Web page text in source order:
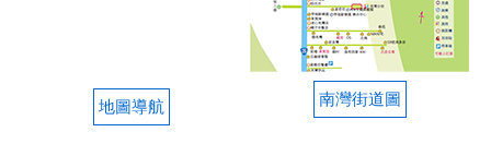
地圖導航 南灣街道圖